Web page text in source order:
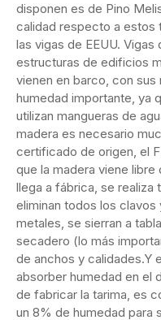
disponen es de Pino
calidad respecto a estos
las vigas de EEUU.
estructuras de edificios
vienen en barco, con
humedad importante, ya
utilizan mangueras de
madera es necesario
certificado de origen, el
que la madera viene
llega a fábrica, se realiza
eliminan todos los
metales, se sierran a
secadero (lo más
de anchos y calidades.Y
absorber humedad en el
de fabricar la tarima, es
un 8% de humedad para